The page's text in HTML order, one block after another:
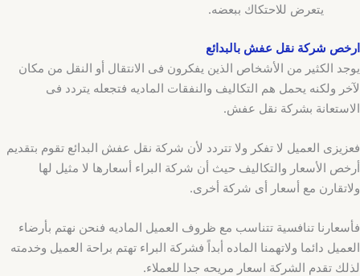
يتعرض للاحتكاك ببعضه.
ارخص شركة نقل عفش بالبدائع
يوجد الكثير من الأشخاص الذين يفكرون فى الانتقال أو النقل من مكان
لآخر ولكنه يحمل هم التكاليف والنفقات الماديه فتجعله يتردد فى
الاستعانة بشركة نقل عفش.
فعزيزى العميل لا تفكر ولا تتردد لأن شركة نقل عفش البدائع تقوم بتقديم
أرخص الأسعار والتكاليف حيث أن شركة البراء أسعارها لا مثيل لها
ولاتقارن مع أسعار أى شركة أخرى.
فأسعارنا تنافسية تتناسب مع ظروف العميل الماديه فنحن نهتم بأرضاء
العميل دائما ولاتهمنا الماده أبداً فشركة البراء تهتم براحة العميل وخدمته
لذلك تقدم الشركة اسعار مريحه جدا للعملاء.